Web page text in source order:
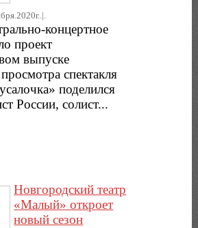
концертное
проект
выпуске
спектакля
поделился
России, солист...
Новгородский театр
«Малый» откроет
новый сезон